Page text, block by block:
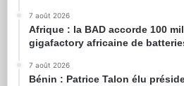
7 août 2026
Afrique : la BAD accorde 100
gigafactory africaine de
7 août 2026
Bénin : Patrice Talon élu